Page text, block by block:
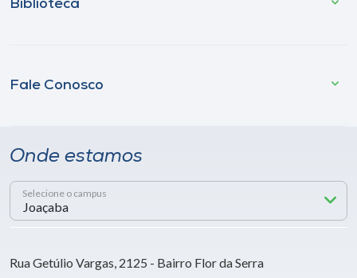
Biblioteca
Fale Conosco
Onde estamos
Selecione o campus
Rua Getúlio Vargas, 2125 - Bairro Flor da Serra